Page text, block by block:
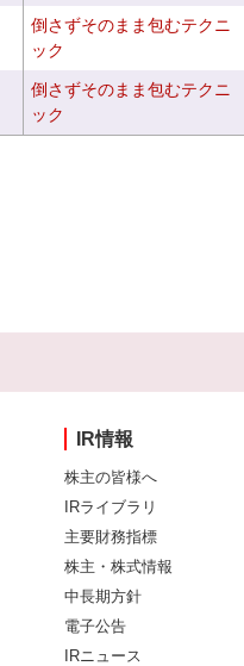
倒さずそのまま包むテクニ
ック
倒さずそのまま包むテクニ
ック
IR情報
株主の皆様へ
IRライブラリ
主要財務指標
株主・株式情報
中長期方針
電子公告
IRニュース